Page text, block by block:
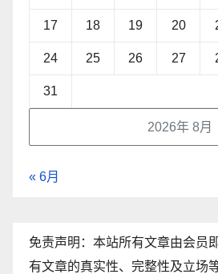
2026年 8月
17 18 19 20
24 25 26 27
31
« 6月
免责声明：本站所有文章由会员
有文章的真实性、完整性及立场